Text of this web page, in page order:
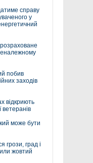
справу
у
побив
заходів
відкриють
ветеранів
може бути
грози, град і
жовтий